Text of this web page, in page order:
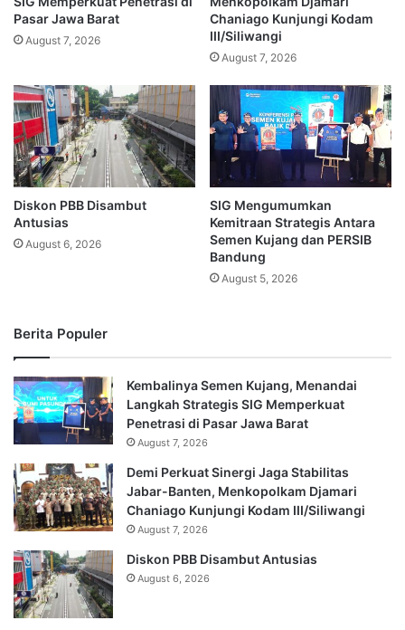
Pasar Jawa Barat
August 7, 2026
Chaniago Kunjungi Kodam
III/Siliwangi
August 7, 2026
Diskon PBB Disambut
Antusias
August 6, 2026
SIG Mengumumkan
Kemitraan Strategis Antara
Semen Kujang dan PERSIB
Bandung
August 5, 2026
Berita Populer
Kembalinya Semen Kujang, Menandai
Langkah Strategis SIG Memperkuat
Penetrasi di Pasar Jawa Barat
August 7, 2026
Demi Perkuat Sinergi Jaga Stabilitas
Jabar-Banten, Menkopolkam Djamari
Chaniago Kunjungi Kodam III/Siliwangi
August 7, 2026
Diskon PBB Disambut Antusias
August 6, 2026